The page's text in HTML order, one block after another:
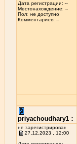
Дата регистрации: --
Местонахождение: --
Пол: не доступно
Комментариев: --
priyachoudhary1 :
не зарегистрирован
27.12.2023 , 12:00